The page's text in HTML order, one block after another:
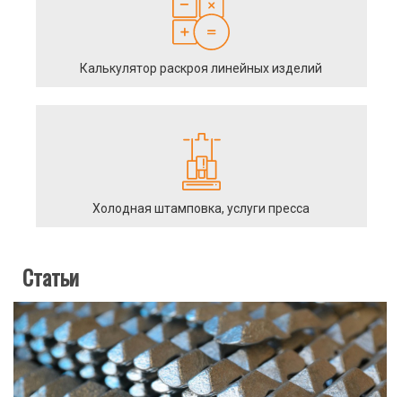
Калькулятор раскроя линейных изделий
Холодная штамповка, услуги пресса
Статьи